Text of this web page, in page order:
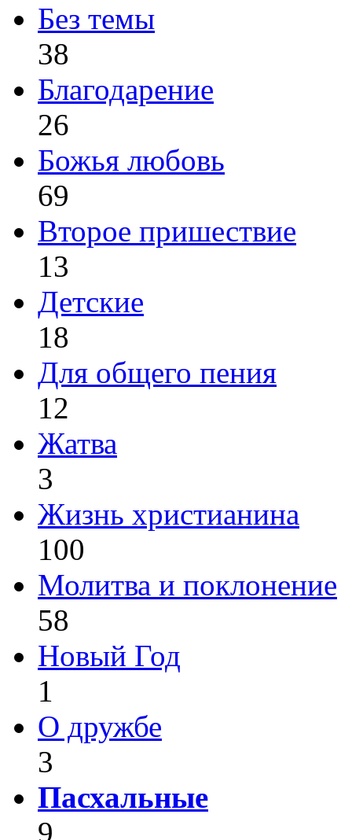
Без темы
38
Благодарение
26
Божья любовь
69
Второе пришествие
13
Детские
18
Для общего пения
12
Жатва
3
Жизнь христианина
100
Молитва и поклонение
58
Новый Год
1
О дружбе
3
Пасхальные
9